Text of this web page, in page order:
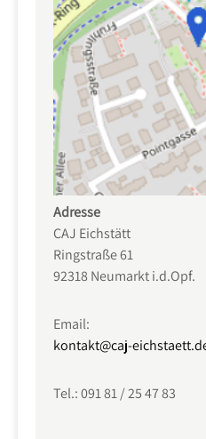
Adresse
CAJ Eichstätt
Ringstraße 61
92318 Neumarkt i.d.Opf.
Email:
kontakt@caj-
Tel.: 091 81 / 25 47 83